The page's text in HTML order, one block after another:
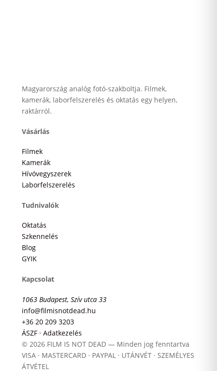
Magyarország analóg fotó-szakboltja. Filmek,
kamerák, laborfelszerelés és oktatás egy helyen,
raktárról.
Vásárlás
Filmek
Kamerák
Hívóvegyszerek
Laborfelszerelés
Tudnivalók
Oktatás
Szkennelés
Blog
GYIK
Kapcsolat
1063 Budapest, Szív utca 33
info@filmisnotdead.hu
+36 20 209 3203
ÁSZF · Adatkezelés
© 2026 FILM IS NOT DEAD — Minden jog fenntartva
VISA · MASTERCARD · PAYPAL · UTÁNVÉT · SZEMÉLYES
ÁTVÉTEL